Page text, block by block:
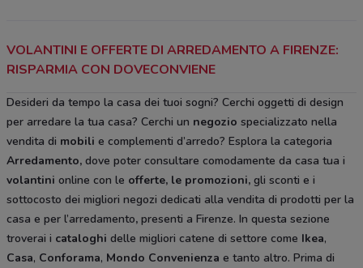
VOLANTINI E OFFERTE DI ARREDAMENTO A FIRENZE:
RISPARMIA CON DOVECONVIENE
Desideri da tempo la casa dei tuoi sogni? Cerchi oggetti di design
per arredare la tua casa? Cerchi un negozio specializzato nella
vendita di mobili e complementi d’arredo? Esplora la categoria
Arredamento, dove poter consultare comodamente da casa tua i
volantini online con le offerte, le promozioni, gli sconti e i
sottocosto dei migliori negozi dedicati alla vendita di prodotti per la
casa e per l’arredamento, presenti a Firenze. In questa sezione
troverai i cataloghi delle migliori catene di settore come Ikea,
Casa, Conforama, Mondo Convenienza e tanto altro. Prima di